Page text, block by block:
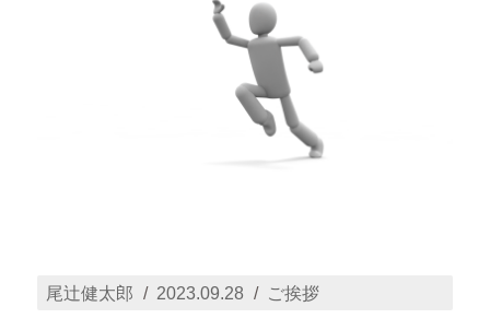
投
尾辻健太郎
投
2023.09.28
カ
ご挨拶